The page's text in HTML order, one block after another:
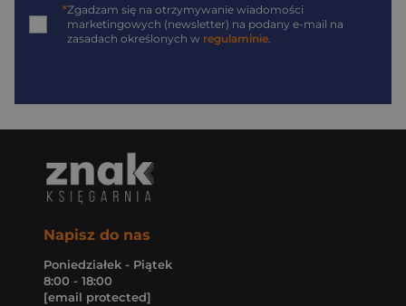
*Zgadzam się na otrzymywanie wiadomości
marketingowych (newsletter) na podany e-mail na
zasadach określonych w regulaminie
Napisz do nas
Poniedziałek - Piątek
8:00 - 18:00
[email protected]